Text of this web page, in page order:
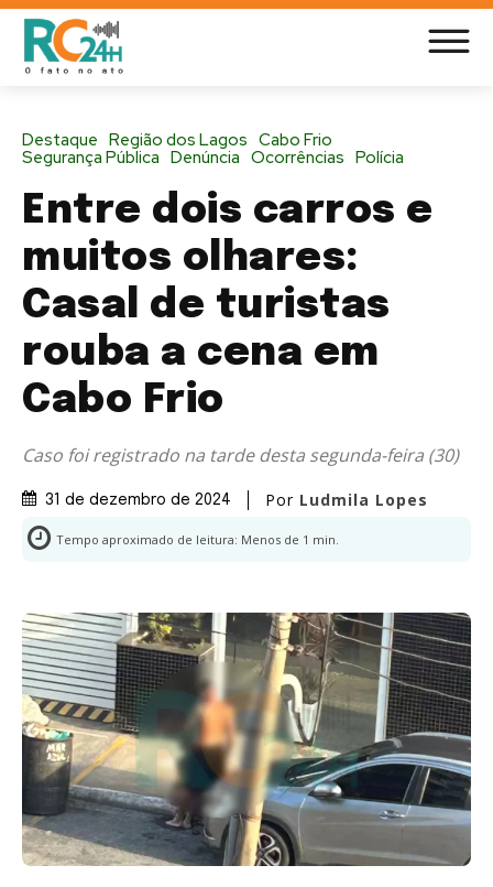
Destaque Região dos Lagos Cabo Frio
Segurança Pública Denúncia Ocorrências Polícia
Entre dois carros e
muitos olhares:
Casal de turistas
rouba a cena em
Cabo Frio
Caso foi registrado na tarde desta segunda-feira (30)
31 de dezembro de 2024 Por Ludmila Lopes
Tempo aproximado de leitura: Menos de 1 min.